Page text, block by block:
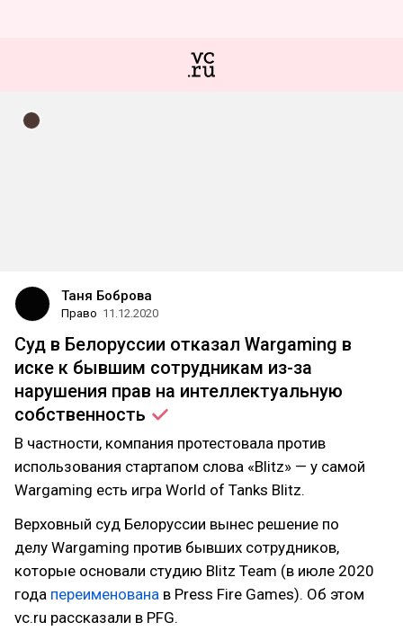
Таня Боброва
Право 11.12.2020
Суд в Белоруссии отказал Wargaming в
иске к бывшим сотрудникам из-за
нарушения прав на интеллектуальную
собственность
В частности, компания протестовала против
использования стартапом слова «Blitz» — у самой
Wargaming есть игра World of Tanks Blitz.
Верховный суд Белоруссии вынес решение по
делу Wargaming против бывших сотрудников,
которые основали студию Blitz Team (в июле 2020
года переименована в Press Fire Games). Об этом
vc.ru рассказали в PFG.